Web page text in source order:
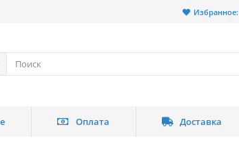
Избранное:
Оплата Доставка